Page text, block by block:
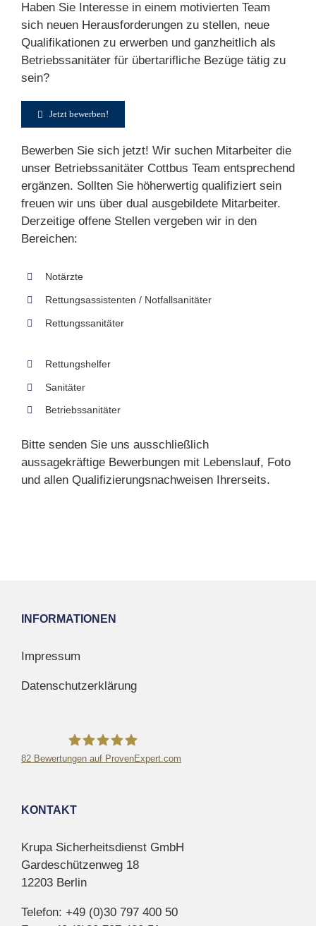
Haben Sie Interesse in einem motivierten Team
sich neuen Herausforderungen zu stellen, neue
Qualifikationen zu erwerben und ganzheitlich als
Betriebssanitäter für übertarifliche Bezüge tätig zu
sein?
Jetzt bewerben!
Bewerben Sie sich jetzt! Wir suchen Mitarbeiter die
unser Betriebssanitäter Cottbus Team entsprechend
ergänzen. Sollten Sie höherwertig qualifiziert sein
freuen wir uns über dual ausgebildete Mitarbeiter.
Derzeitige offene Stellen vergeben wir in den
Bereichen:
Notärzte
Rettungsassistenten / Notfallsanitäter
Rettungssanitäter
Rettungshelfer
Sanitäter
Betriebssanitäter
Bitte senden Sie uns ausschließlich
aussagekräftige Bewerbungen mit Lebenslauf, Foto
und allen Qualifizierungsnachweisen Ihrerseits.
INFORMATIONEN
Impressum
Datenschutzerklärung
82 Bewertungen auf ProvenExpert.com
KONTAKT
Krupa Sicherheitsdienst GmbH
Gardeschützenweg 18
12203 Berlin
Telefon: +49 (0)30 797 400 50